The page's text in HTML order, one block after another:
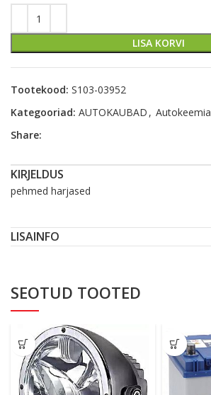
LISA KORVI
Tootekood: S103-03952
Kategooriad: AUTOKAUBAD , Autokeemia
Share:
KIRJELDUS
pehmed harjased
LISAINFO
SEOTUD TOOTED